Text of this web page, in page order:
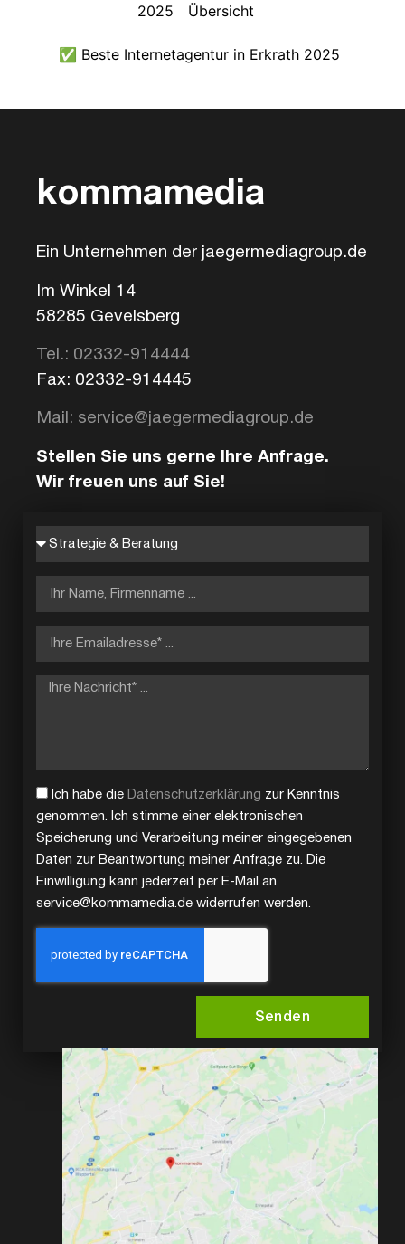
2025
Übersicht
✅ Beste Internetagentur in Erkrath 2025
kommamedia
Ein Unternehmen der jaegermediagroup.de
Im Winkel 14
58285 Gevelsberg
Tel.: 02332-914444
Fax: 02332-914445
Mail: service@jaegermediagroup.de
Stellen Sie uns gerne Ihre Anfrage.
Wir freuen uns auf Sie!
Ich habe die Datenschutzerklärung zur Kenntnis
genommen. Ich stimme einer elektronischen
Speicherung und Verarbeitung meiner eingegebenen
Daten zur Beantwortung meiner Anfrage zu. Die
Einwilligung kann jederzeit per E-Mail an
service@kommamedia.de widerrufen werden.
Senden